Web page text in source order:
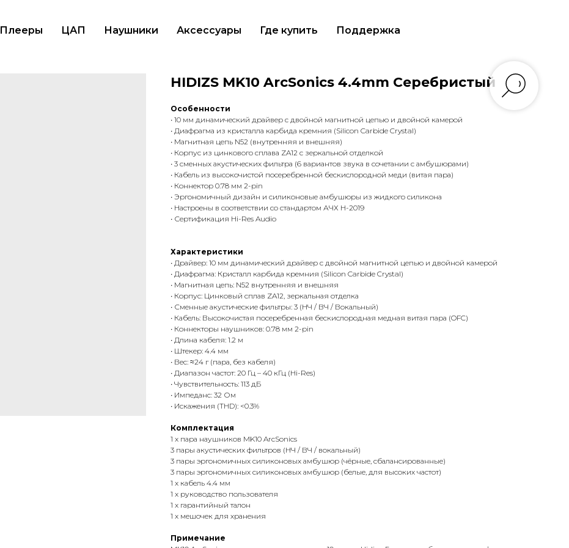
Плееры ЦАП Наушники Аксессуары Где купить Поддержка
HIDIZS MK10 ArcSonics 4.4mm Серебристый
Особенности
• 10 мм динамический драйвер с двойной магнитной цепью и двойной камерой
• Диафрагма из кристалла карбида кремния (Silicon Carbide Crystal)
• Магнитная цепь N52 (внутренняя и внешняя)
• Корпус из цинкового сплава ZA12 с зеркальной отделкой
• 3 сменных акустических фильтра (6 вариантов звука в сочетании с амбушюрами)
• Кабель из высокочистой посеребренной бескислородной меди (витая пара)
• Коннектор 0.78 мм 2-pin
• Эргономичный дизайн и силиконовые амбушюры из жидкого силикона
• Настроены в соответствии со стандартом АЧХ H-2019
• Сертификация Hi-Res Audio
Характеристики
• Драйвер: 10 мм динамический драйвер с двойной магнитной цепью и двойной камерой
• Диафрагма: Кристалл карбида кремния (Silicon Carbide Crystal)
• Магнитная цепь: N52 внутренняя и внешняя
• Корпус: Цинковый сплав ZA12, зеркальная отделка
• Сменные акустические фильтры: 3 (НЧ / ВЧ / Вокальный)
• Кабель: Высокочистая посеребренная бескислородная медная витая пара (OFC)
• Коннекторы наушников: 0.78 мм 2-pin
• Длина кабеля: 1.2 м
• Штекер: 4.4 мм
• Вес: ≈24 г (пара, без кабеля)
• Диапазон частот: 20 Гц – 40 кГц (Hi-Res)
• Чувствительность: 113 дБ
• Импеданс: 32 Ом
• Искажения (THD): <0.3%
Комплектация
1 x пара наушников MK10 ArcSonics
3 пары акустических фильтров (НЧ / ВЧ / вокальный)
3 пары эргономичных силиконовых амбушюр (чёрные, сбалансированные)
3 пары эргономичных силиконовых амбушюр (белые, для высоких частот)
1 x кабель 4.4 мм
1 x руководство пользователя
1 x гарантийный талон
1 x мешочек для хранения
Примечание